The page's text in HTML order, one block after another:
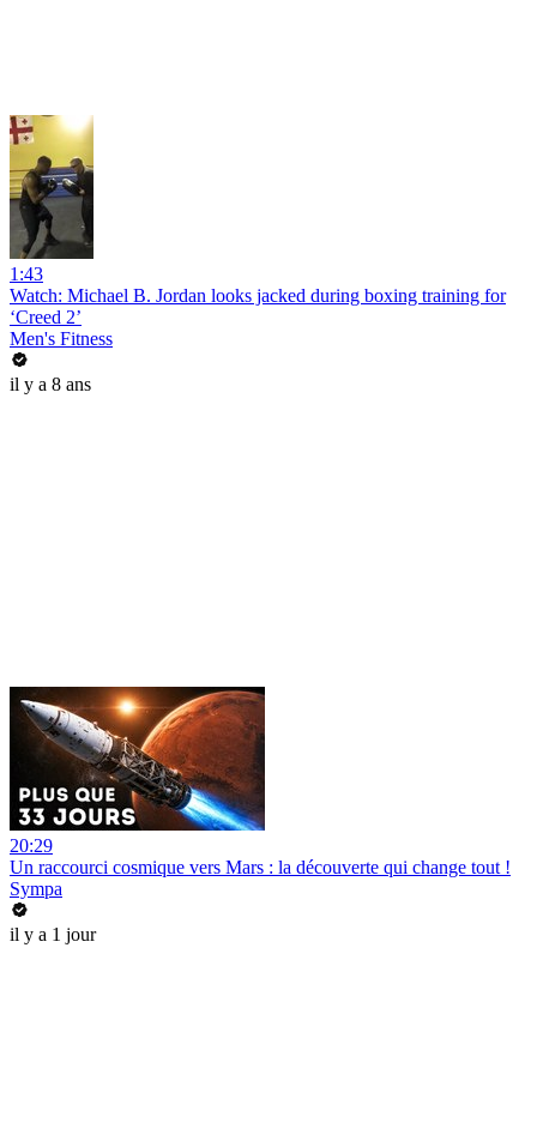
1:43
Watch: Michael B. Jordan looks jacked during boxing training for
‘Creed 2’
Men's Fitness
il y a 8 ans
20:29
Un raccourci cosmique vers Mars : la découverte qui change tout !
Sympa
il y a 1 jour